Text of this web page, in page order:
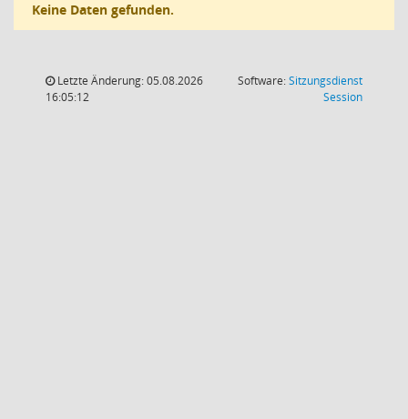
Keine Daten gefunden.
Letzte Änderung: 05.08.2026
16:05:12
Software:Sitzungsdienst
Session(Wird in